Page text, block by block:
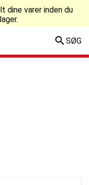
dine varer inden du
searchSØG